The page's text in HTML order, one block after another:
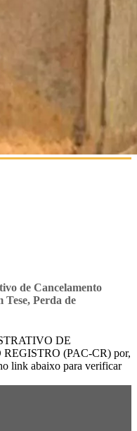
de Cancelamento
Perda de
DE
(PAC-CR) por,
link abaixo para verificar